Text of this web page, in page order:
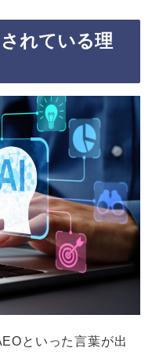
れている理
といった言葉が出